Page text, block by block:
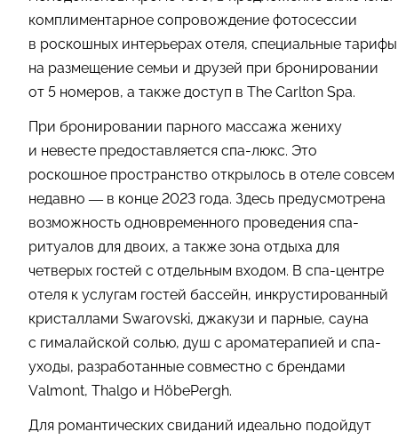
комплиментарное сопровождение фотосессии
в роскошных интерьерах отеля, специальные тарифы
на размещение семьи и друзей при бронировании
от 5 номеров, а также доступ в The Carlton Spa.
При бронировании парного массажа жениху
и невесте предоставляется спа-люкс. Это
роскошное пространство открылось в отеле совсем
недавно — в конце 2023 года. Здесь предусмотрена
возможность одновременного проведения спа-
ритуалов для двоих, а также зона отдыха для
четверых гостей с отдельным входом. В спа-центре
отеля к услугам гостей бассейн, инкрустированный
кристаллами Swarovski, джакузи и парные, сауна
с гималайской солью, душ с ароматерапией и спа-
уходы, разработанные совместно с брендами
Valmont, Thalgo и HöbePergh.
Для романтических свиданий идеально подойдут